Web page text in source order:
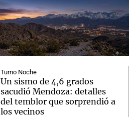
Turno Noche
Un sismo de 4,6 grados
sacudió Mendoza: detalles
del temblor que sorprendió a
los vecinos
Notas